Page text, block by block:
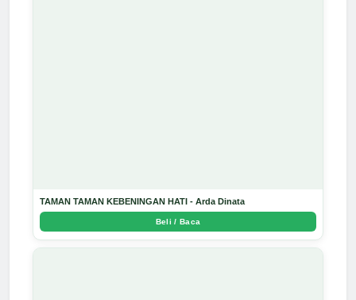
TAMAN TAMAN KEBENINGAN HATI - Arda Dinata
Beli / Baca